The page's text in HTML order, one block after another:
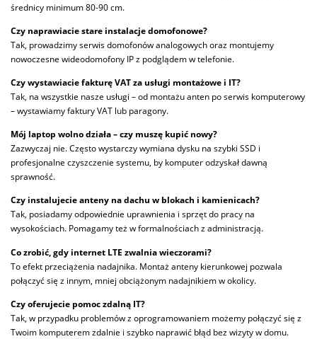
średnicy minimum 80-90 cm.
Czy naprawiacie stare instalacje domofonowe?
Tak, prowadzimy serwis domofonów analogowych oraz montujemy
nowoczesne wideodomofony IP z podglądem w telefonie.
Czy wystawiacie fakturę VAT za usługi montażowe i IT?
Tak, na wszystkie nasze usługi – od montażu anten po serwis komputerowy
– wystawiamy faktury VAT lub paragony.
Mój laptop wolno działa – czy muszę kupić nowy?
Zazwyczaj nie. Często wystarczy wymiana dysku na szybki SSD i
profesjonalne czyszczenie systemu, by komputer odzyskał dawną
sprawność.
Czy instalujecie anteny na dachu w blokach i kamienicach?
Tak, posiadamy odpowiednie uprawnienia i sprzęt do pracy na
wysokościach. Pomagamy też w formalnościach z administracją.
Co zrobić, gdy internet LTE zwalnia wieczorami?
To efekt przeciążenia nadajnika. Montaż anteny kierunkowej pozwala
połączyć się z innym, mniej obciążonym nadajnikiem w okolicy.
Czy oferujecie pomoc zdalną IT?
Tak, w przypadku problemów z oprogramowaniem możemy połączyć się z
Twoim komputerem zdalnie i szybko naprawić błąd bez wizyty w domu.